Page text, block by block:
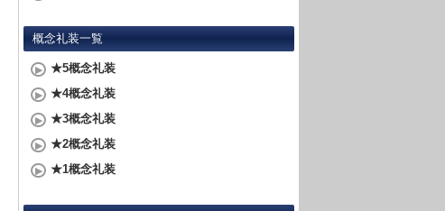
概念礼装一覧
★5概念礼装
★4概念礼装
★3概念礼装
★2概念礼装
★1概念礼装